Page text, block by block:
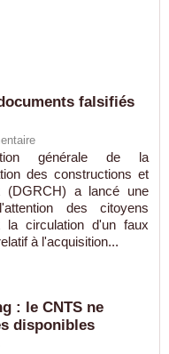
falsifiés
générale de la
des constructions et
(DGRCH) a lancé une
des citoyens
la circulation d'un faux
à l'acquisition...
: le CNTS ne
disponibles